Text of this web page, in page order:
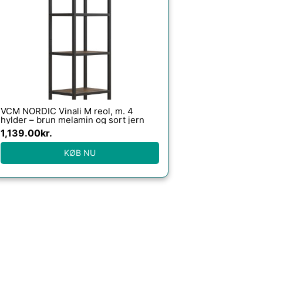
VCM NORDIC Vinali M reol, m. 4
hylder – brun melamin og sort jern
1,139.00kr.
KØB NU